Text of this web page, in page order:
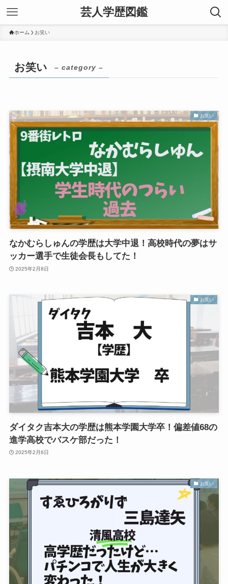
芸人学歴図鑑
ホーム お笑い
お笑い – category –
お笑い
なかむらしゅんの学歴は大学中退！高校時代の夢はサ
ッカー選手で生徒会長もしてた！
2025年2月8日
お笑い
ダイタク吉本大の学歴は熊本学園大学卒！偏差値68の
進学高校でバスケ部だった！
2025年2月6日
お笑い